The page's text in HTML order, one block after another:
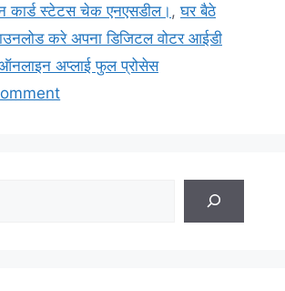
कार्ड स्टेटस चेक एनएसडील। ,घर बैठे
करे अपना डिजिटल वोटर आईडी
अप्लाई फुल प्रोसेस